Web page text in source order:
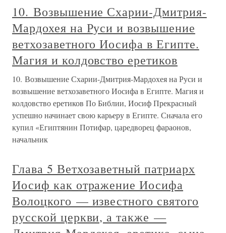
10. Возвышение Схарии-Дмитрия-
Мардохея на Руси и возвышение
ветхозаветного Иосифа в Египте.
Магия и колдовство еретиков
10. Возвышение Схарии-Дмитрия-Мардохея на Руси и
возвышение ветхозаветного Иосифа в Египте. Магия и
колдовство еретиков По Библии, Иосиф Прекрасный
успешно начинает свою карьеру в Египте. Сначала его
купил «Египтянин Потифар, царедворец фараонов,
начальник
Глава 5 Ветхозаветный патриарх
Иосиф как отражение Иосифа
Волоцкого — известного святого
русской церкви, а также —